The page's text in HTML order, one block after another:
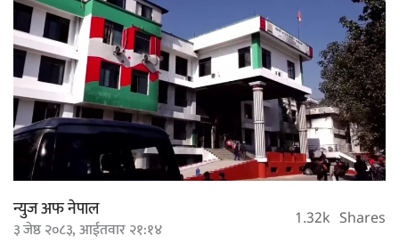
न्युज अफ नेपाल
३ जेष्ठ २०८३, आईतवार २१:१४ 1.32k Shares